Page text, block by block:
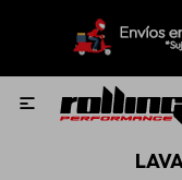

Nuevo!